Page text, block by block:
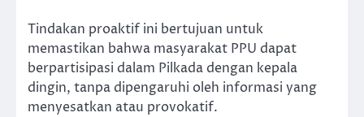
Tindakan proaktif ini bertujuan untuk
memastikan bahwa masyarakat PPU dapat
berpartisipasi dalam Pilkada dengan kepala
dingin, tanpa dipengaruhi oleh informasi yang
menyesatkan atau provokatif.